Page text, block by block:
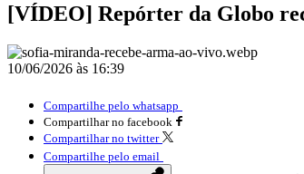
[VÍDEO] Repórter da Globo
10/06/2026 às 16:39
Compartilhe pelo whatsapp
Compartilhar no facebook
Compartilhar no twitter
Compartilhe pelo email